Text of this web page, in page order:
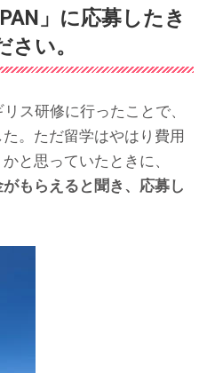
」に応募したき
い。
ス研修に行ったことで、
。ただ留学はやはり費用
と思っていたときに、
もらえると聞き、応募し